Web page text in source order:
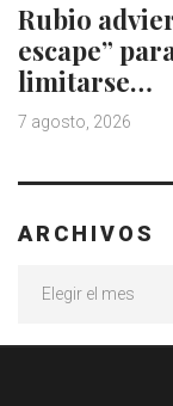
Rubio
escape”
limitarse…
7 agosto, 2026
ARCHIVOS